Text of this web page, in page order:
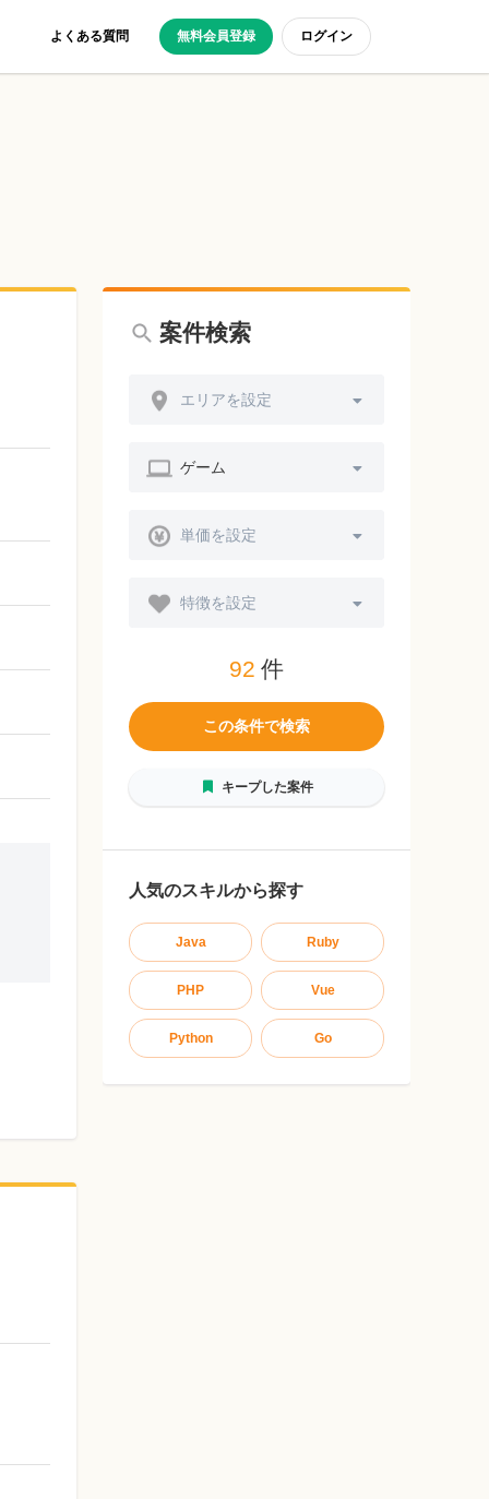
よくある質問 無料会員登録 ログイン
案件検索
エリアを設定
ゲーム
単価を設定
特徴を設定
92 件
この条件で検索
キープした案件
人気のスキルから探す
Java Ruby
PHP Vue
Python Go